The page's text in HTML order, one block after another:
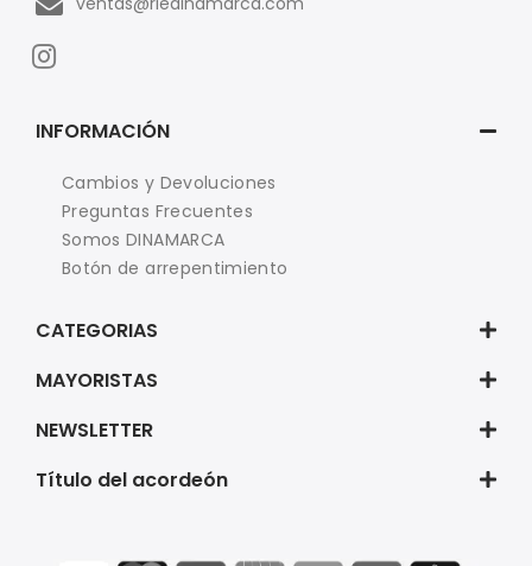
INFORMACIÓN
Cambios y Devoluciones
Preguntas Frecuentes
Somos DINAMARCA
Botón de arrepentimiento
CATEGORIAS
MAYORISTAS
NEWSLETTER
Título del acordeón